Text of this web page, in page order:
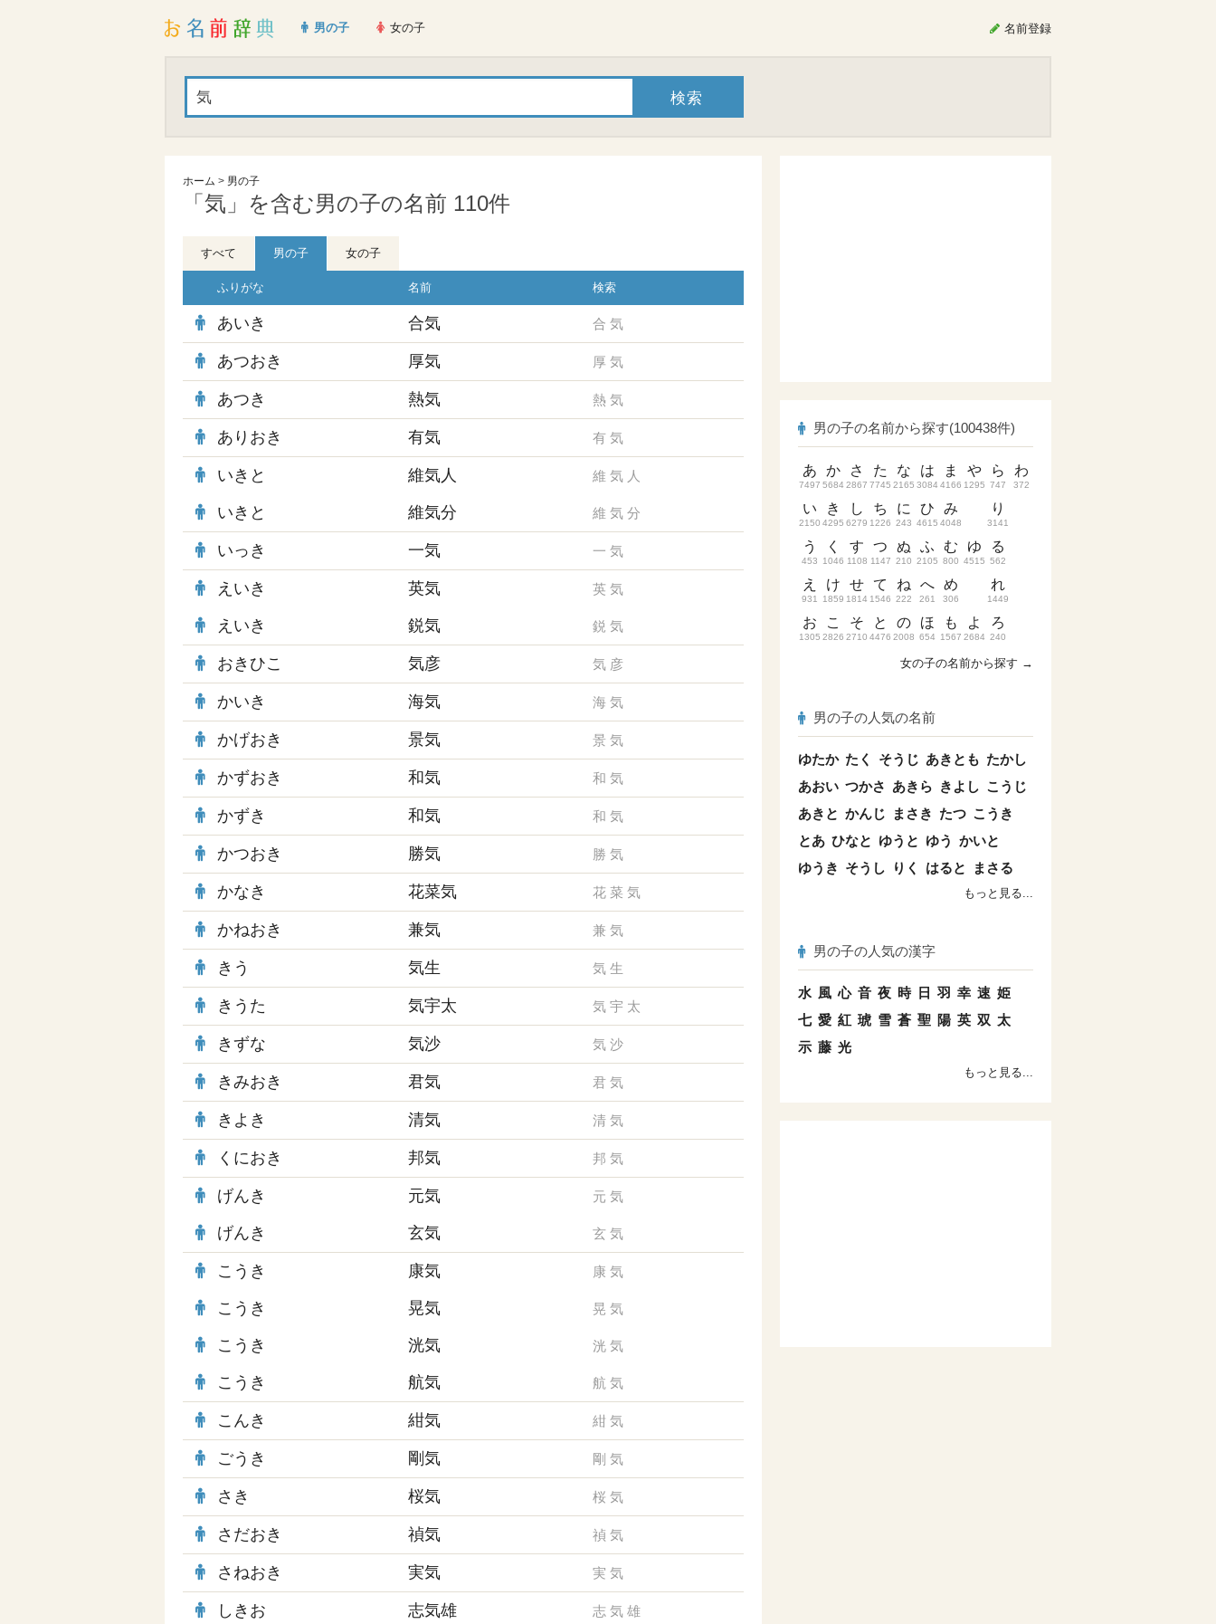
男の子 女の子 名前登録
ホーム > 男の子
「気」を含む男の子の名前 110件
すべて 男の子 女の子
ふりがな 名前 検索
あいき 合気 合 気
あつおき 厚気 厚 気
あつき 熱気 熱 気
ありおき 有気 有 気
いきと 維気人 維 気 人
いきと 維気分 維 気 分
いっき 一気 一 気
えいき 英気 英 気
えいき 鋭気 鋭 気
おきひこ 気彦 気 彦
かいき 海気 海 気
かげおき 景気 景 気
かずおき 和気 和 気
かずき 和気 和 気
かつおき 勝気 勝 気
かなき 花菜気 花 菜 気
かねおき 兼気 兼 気
きう 気生 気 生
きうた 気宇太 気 宇 太
きずな 気沙 気 沙
きみおき 君気 君 気
きよき 清気 清 気
くにおき 邦気 邦 気
げんき 元気 元 気
げんき 玄気 玄 気
こうき 康気 康 気
こうき 晃気 晃 気
こうき 洸気 洸 気
こうき 航気 航 気
こんき 紺気 紺 気
ごうき 剛気 剛 気
さき 桜気 桜 気
さだおき 禎気 禎 気
さねおき 実気 実 気
しきお 志気雄 志 気 雄
男の子の名前から探す(100438件)
あ
7497
い
2150
う
453
え
931
お
1305
か
5684
き
4295
く
1046
け
1859
こ
2826
さ
2867
し
6279
す
1108
せ
1814
そ
2710
た
7745
ち
1226
つ
1147
て
1546
と
4476
な
2165
に
243
ぬ
210
ね
222
の
2008
は
3084
ひ
4615
ふ
2105
へ
261
ほ
654
ま
4166
み
4048
む
800
め
306
も
1567
や
1295
ゆ
4515
よ
2684
ら
747
り
3141
る
562
れ
1449
ろ
240
わ
372
女の子の名前から探す →
男の子の人気の名前
ゆたか たく そうじ あきとも たかし
あおい つかさ あきら きよし こうじ
あきと かんじ まさき たつ こうき
とあ ひなと ゆうと ゆう かいと
ゆうき そうし りく はると まさる
もっと見る...
男の子の人気の漢字
水 風 心 音 夜 時 日 羽 幸 速 姫
七 愛 紅 琥 雪 蒼 聖 陽 英 双 太
示 藤 光
もっと見る...